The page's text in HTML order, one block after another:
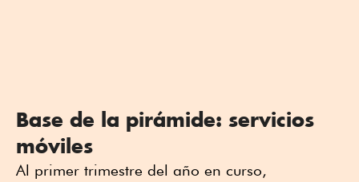
Base de la pirámide: servicios
móviles
Al primer trimestre del año en curso,